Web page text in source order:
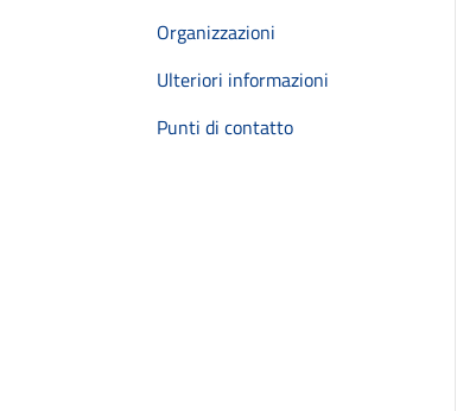
Organizzazioni
Ulteriori informazioni
Punti di contatto